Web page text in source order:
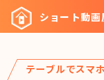
ツ
ショート動
テーブルでスマ